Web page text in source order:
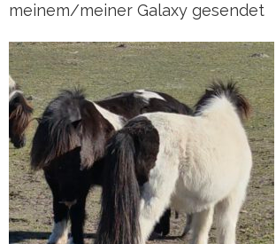
meinem/meiner Galaxy gesendet